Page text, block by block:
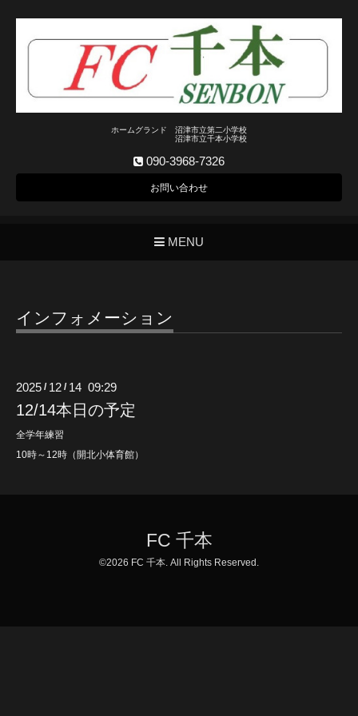
ホームグランド 沼津市立第二小学校
沼津市立千本小学校
090-3968-7326
お問い合わせ
MENU
インフォメーション
2025 / 12 / 14 09:29
12/14本日の予定
全学年練習
10時～12時（開北小体育館）
FC 千本
©2026 FC 千本 . All Rights Reserved.